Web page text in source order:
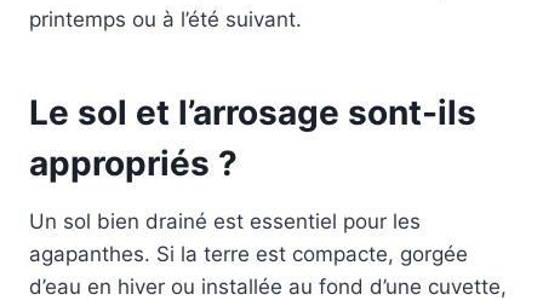
printemps ou à l’été suivant.
Le sol et l’arrosage sont-ils
appropriés ?
Un sol bien drainé est essentiel pour les
agapanthes. Si la terre est compacte, gorgée
d’eau en hiver ou installée au fond d’une cuvette,